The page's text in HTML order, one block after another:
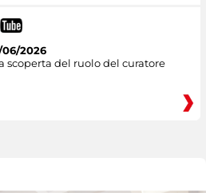
2026
scoperta del ruolo del curatore